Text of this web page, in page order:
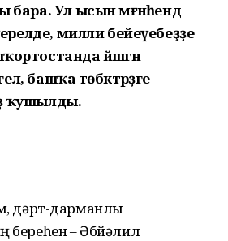
Ул ысын мәғәнәһендә
милли бейеүебеҙҙе
йәшәгән
башҡа төбәктәрҙәге
ҡушылды.
дәрт-дарманлы
береһен – Әбйәлил